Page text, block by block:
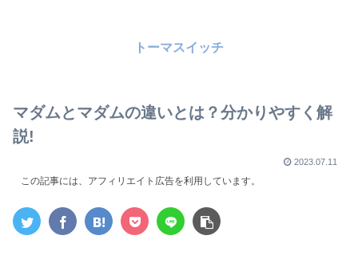
トーマスイッチ
マダムとマダムの違いとは？分かりやすく解
説!
2023.07.11
この記事には、アフィリエイト広告を利用しています。